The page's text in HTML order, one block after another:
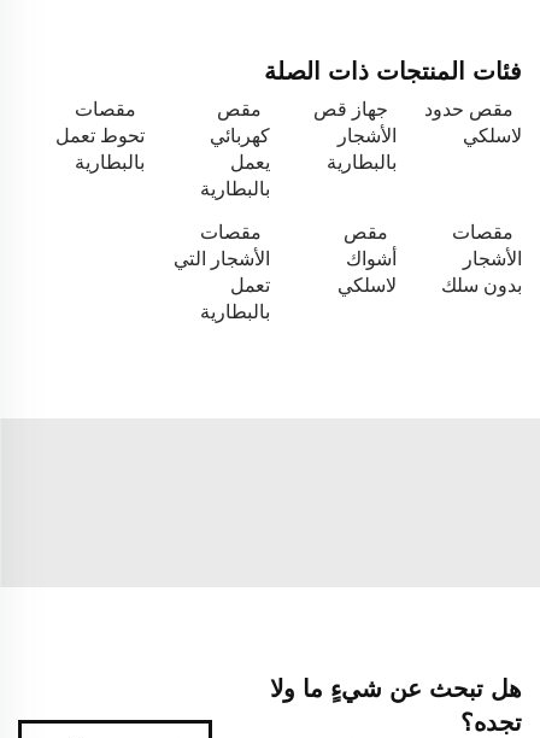
فئات المنتجات ذات الصلة
مقص حدود
لاسلكي
جهاز قص
الأشجار
بالبطارية
مقص
كهربائي
يعمل
بالبطارية
مقصات
تحوط تعمل
بالبطارية
مقصات
الأشجار
بدون سلك
مقص
أشواك
لاسلكي
مقصات
الأشجار التي
تعمل
بالبطارية
هل تبحث عن شيءٍ ما ولا
تجده؟